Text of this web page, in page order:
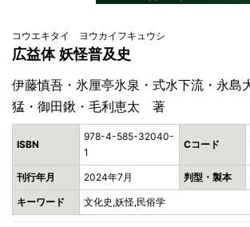
コウエキタイ ヨウカイフキュウシ
広益体 妖怪普及史
伊藤慎吾・氷厘亭氷泉・式水下流・永島
猛・御田鍬・毛利恵太 著
ISBN
978-4-585-32040-
1
Cコード
刊行年月 2024年7月 判型・製本
キーワード 文化史,妖怪,民俗学